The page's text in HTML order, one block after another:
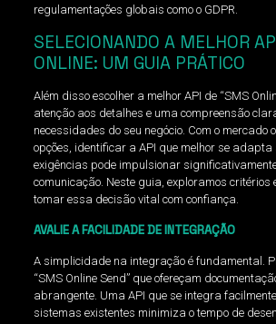
regulamentações globais como o GDPR.
SELECIONANDO A MELHOR
ONLINE: UM GUIA PRÁTICO
Além disso escolher a melhor API de “SMS
atenção aos detalhes e uma compreensão
necessidades do seu negócio. Com o mercado
opções, identificar a API que melhor se
exigências pode impulsionar
comunicação. Neste guia, exploramos
tomar essa decisão vital com confiança.
AVALIE A FACILIDADE DE INTEGRAÇÃO
A simplicidade na integração é fundamental.
“SMS Online Send” que ofereçam
abrangente. Uma API que se integra
sistemas existentes minimiza o tempo de